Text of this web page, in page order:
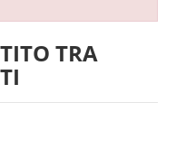
TRA